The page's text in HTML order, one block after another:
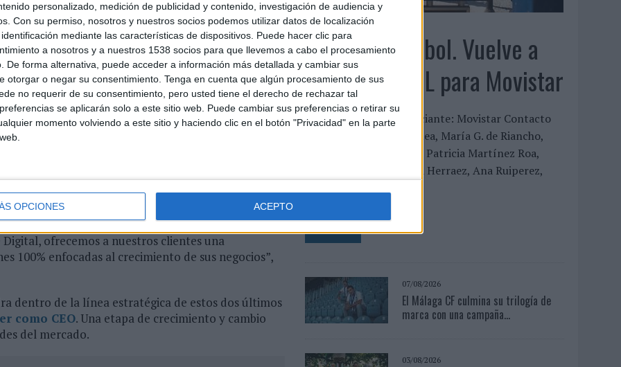
personalizado, medición de publicidad y contenido, investigación de audiencia y
Con su permiso, nosotros y nuestros socios podemos utilizar datos de localización
mediante las características de dispositivos. Puede hacer clic para
a nosotros y a nuestros 1538 socios para que llevemos a cabo el procesamiento
De forma alternativa, puede acceder a información más detallada y cambiar sus
otorgar o negar su consentimiento. Tenga en cuenta que algún procesamiento de sus
no requerir de su consentimiento, pero usted tiene el derecho de rechazar tal
se aplicarán solo a este sitio web. Puede cambiar sus preferencias o retirar su
momento volviendo a este sitio y haciendo clic en el botón "Privacidad" en la parte
OPCIONES ACEPTO
y Lisboa- cuentan con una cartera de clientes a
como Amazon, LATAM Airlines, American Express,
y Phone House, entre otros.
Recma un 240% de crecimiento desde 2017). Y es
sino que lideramos la evolución del sector,
ha explicadoVicente Ros, MD de Reprise
debe a su tecnología propia, la capacidad de
con Acxiom Corporation y su metodología
Todo ello bajo el paraguas de IPG
ofrecemos a nuestros clientes una
100% enfocadas al crecimiento de sus negocios”,
dentro de la línea estratégica de estos dos últimos
como CEO. Una etapa de crecimiento y cambio
del mercado.
03/08/2026
‘Vuelve el fútbol. Vuelve a
soñar’, de VML para Movistar
FICHA TÉCNICA Anunciante: Movistar Contacto
cliente: Aitor Goyenechea, María G. de Riancho,
Íñigo Gómez de Segura, Patricia Martínez Roa,
Vanessa Solana, Mónica Herraez, Ana Ruiperez,
LEER MÁS
07/08/2026
El Málaga CF culmina su trilogía de
marca con una campaña...
03/08/2026